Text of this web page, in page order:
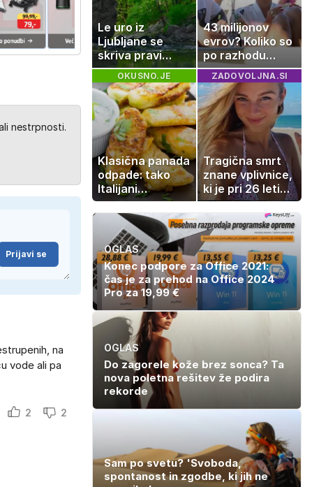
nestrpnosti.
Prijavi se
na
vode ali pa
2 2
Le uro iz
Ljubljane se
skriva pravi
naravni čudež:
izlet, ki bo
navdušil otroke
43 milijonov
evrov? Koliko so
po razhodu
zahtevale ali
prejele
partnerice
športnih
zvezdnikov
OKUSNO.JE
Klasična panada
odpade: tako
Italijani
pripravijo
slastne ocvrte
bučke
ZADOVOLJNA.SI
Tragična smrt
znane vplivnice,
ki je pri 26 letih
izgubila boj z
boleznijo
OGLAS
Konec podpore za Office 2021:
čas je za prehod na Office 2024
Pro za 19,99 €
OGLAS
Do zagorele kože brez sonca? Ta
nova poletna rešitev že podira
rekorde
Sam po svetu? 'Svoboda,
spontanost in zgodbe, ki jih ne